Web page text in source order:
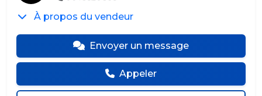
À propos du vendeur
Envoyer un message
Appeler